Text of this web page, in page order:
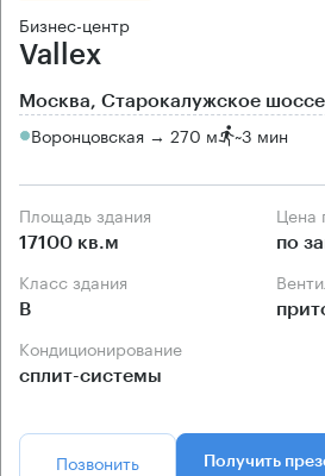
Бизнес-центр
Vallex
Москва, Старокалужское
Воронцовская → 270 м ~3 мин
Площадь здания
17100 кв.м по
Класс здания
B
Кондиционирование
сплит-системы
Позвонить Получить